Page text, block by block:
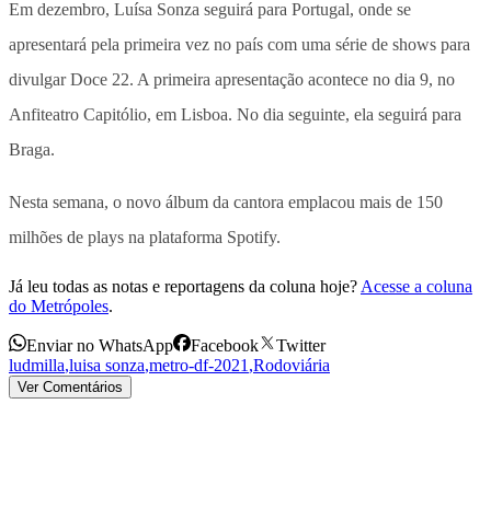
Em dezembro, Luísa Sonza seguirá para Portugal, onde se
apresentará pela primeira vez no país com uma série de shows para
divulgar Doce 22. A primeira apresentação acontece no dia 9, no
Anfiteatro Capitólio, em Lisboa. No dia seguinte, ela seguirá para
Braga.
Nesta semana, o novo álbum da cantora emplacou mais de 150
milhões de plays na plataforma Spotify.
Já leu todas as notas e reportagens da coluna hoje? Acesse a coluna
do Metrópoles.
Enviar no WhatsApp Facebook
Twitter
ludmilla,luisa sonza,metro-df-2021 ,Rodoviária
Ver Comentários